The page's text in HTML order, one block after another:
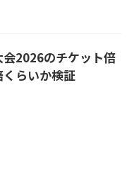
2026のチケット倍
らいか検証